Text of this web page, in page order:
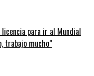
para ir al Mundial
trabajo mucho”